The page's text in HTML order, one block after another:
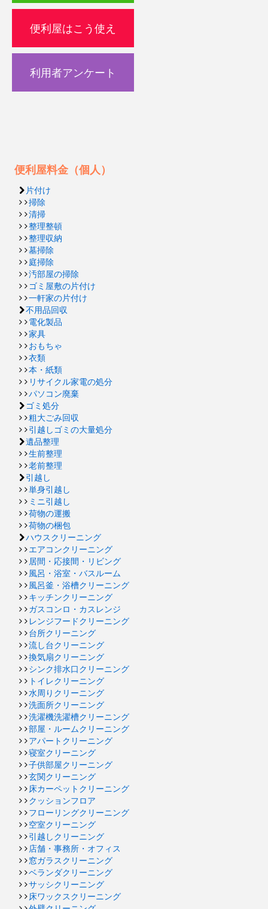
便利屋はこう使え
利用者アンケート
便利屋料金（個人）
片付け
掃除
清掃
整理整頓
整理収納
墓掃除
庭掃除
汚部屋の掃除
ゴミ屋敷の片付け
一軒家の片付け
不用品回収
電化製品
家具
おもちゃ
衣類
本・紙類
リサイクル家電の処分
パソコン廃棄
ゴミ処分
粗大ごみ回収
引越しゴミの大量処分
遺品整理
生前整理
老前整理
引越し
単身引越し
ミニ引越し
荷物の運搬
荷物の梱包
ハウスクリーニング
エアコンクリーニング
居間・応接間・リビング
風呂・浴室・バスルーム
風呂釜・浴槽クリーニング
キッチンクリーニング
ガスコンロ・カスレンジ
レンジフードクリーニング
台所クリーニング
流し台クリーニング
換気扇クリーニング
シンク排水口クリーニング
トイレクリーニング
水周りクリーニング
洗面所クリーニング
洗濯機洗濯槽クリーニング
部屋・ルームクリーニング
アパートクリーニング
寝室クリーニング
子供部屋クリーニング
玄関クリーニング
床カーペットクリーニング
クッションフロア
フローリングクリーニング
空室クリーニング
引越しクリーニング
店舗・事務所・オフィス
窓ガラスクリーニング
ベランダクリーニング
サッシクリーニング
床ワックスクリーニング